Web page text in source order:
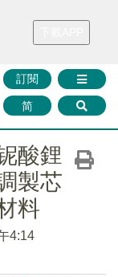
財華證券 媒體矩陣
訂閱
简
酸鋰
製芯
料
4:14